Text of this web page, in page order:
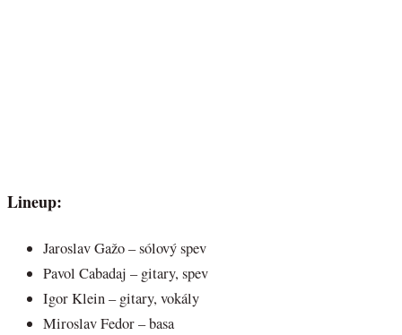
Lineup:
Jaroslav Gažo – sólový spev
Pavol Cabadaj – gitary, spev
Igor Klein – gitary, vokály
Miroslav Fedor – basa